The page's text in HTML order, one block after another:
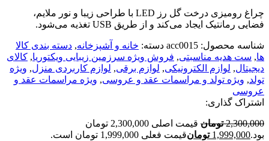
چراغ رومیزی درخت گل رز LED با طراحی زیبا و نور ملایم،
فضایی رمانتیک ایجاد می‌کند و از طریق USB تغذیه می‌شود.
شناسه محصول: acc0015 دسته: خانه و آشپزخانه, دسته بندی کالا
ها, ست هدیه مناسبتی, فروش ویژه سرزمین زیبایی ویکتوریا, کالای
دیجیتال, لوازم الکترونیکی, لوازم برقی, لوازم کاربردی منزل, ویژه
تولد, ویژه تولد و مراسمات عقد و عروسی, ویژه مراسمات عقد و
عروسی
اشتراک گذاری:
2,300,000 تومان
قیمت اصلی 2,300,000 تومان
بود.1,999,000 تومانقیمت فعلی 1,999,000 تومان است.